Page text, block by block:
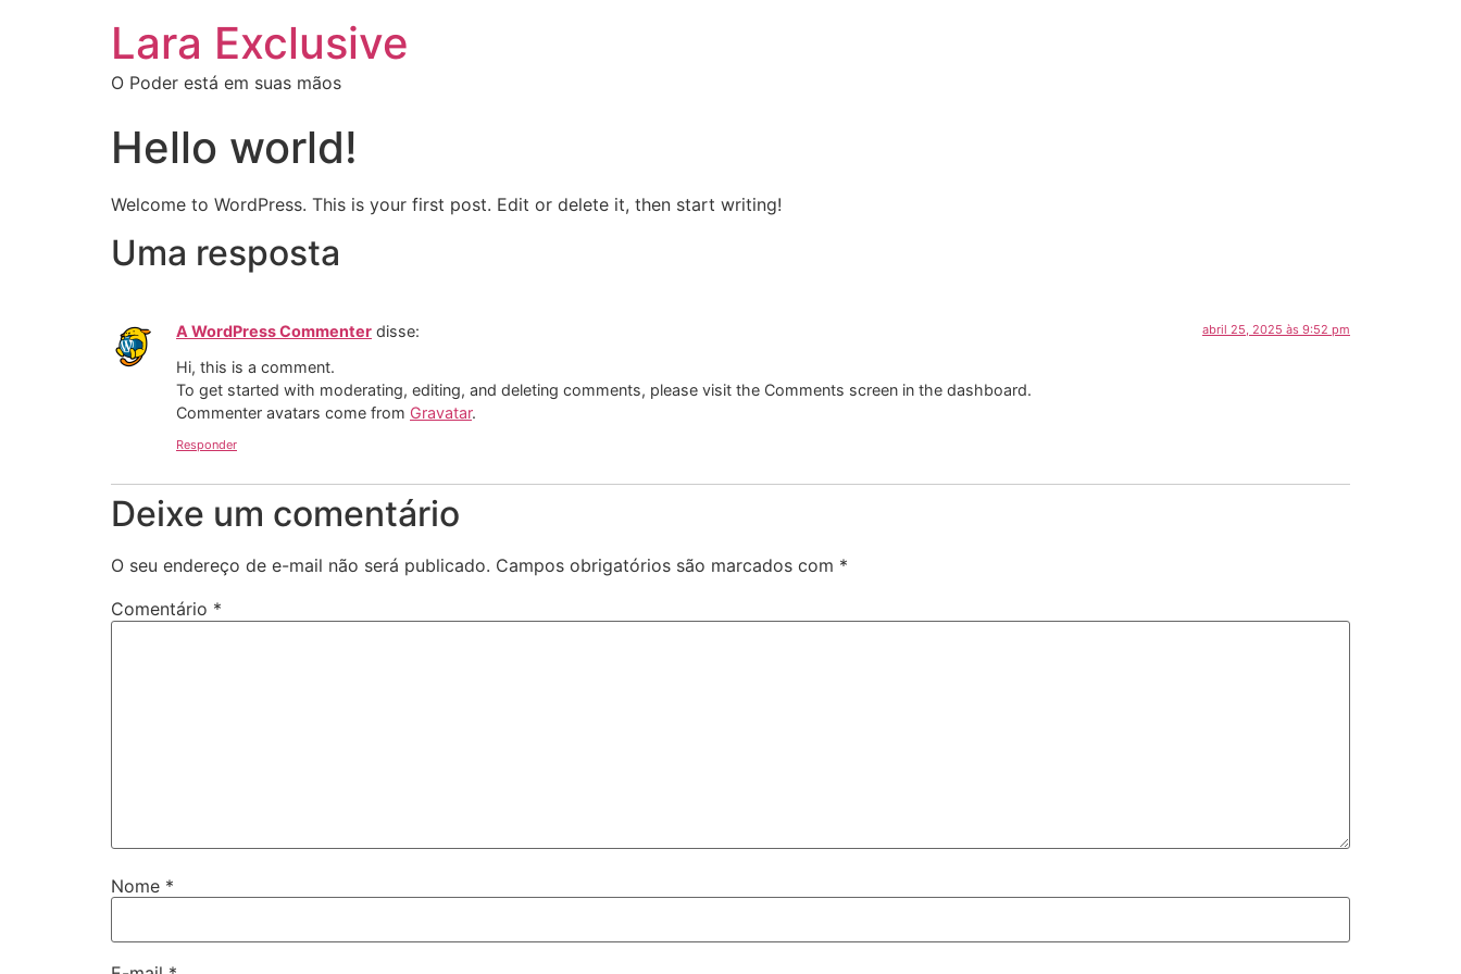
Lara Exclusive
O Poder está em suas mãos
Hello world!
Welcome to WordPress. This is your first post. Edit or delete it, then start writing!
Uma resposta
A WordPress Commenter disse: abril 25, 2025 às 9:52 pm
Hi, this is a comment.
To get started with moderating, editing, and deleting comments, please visit the Comments screen in the dashboard.
Commenter avatars come from Gravatar.
Responder
Deixe um comentário
O seu endereço de e-mail não será publicado. Campos obrigatórios são marcados com *
Comentário *
Nome *